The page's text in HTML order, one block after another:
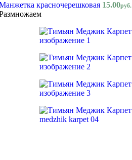
красночерешковая 15.00руб.